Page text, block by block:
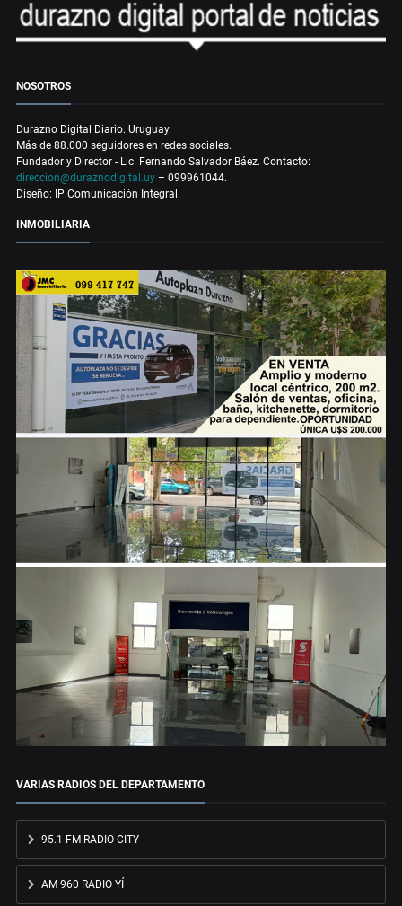
NOSOTROS
Durazno Digital Diario. Uruguay.
Más de 88.000 seguidores en redes sociales.
Fundador y Director - Lic. Fernando Salvador Báez. Contacto:
direccion@duraznodigital.uy – 099961044.
Diseño: IP Comunicación Integral.
INMOBILIARIA
VARIAS RADIOS DEL DEPARTAMENTO
95.1 FM RADIO CITY
AM 960 RADIO YÍ